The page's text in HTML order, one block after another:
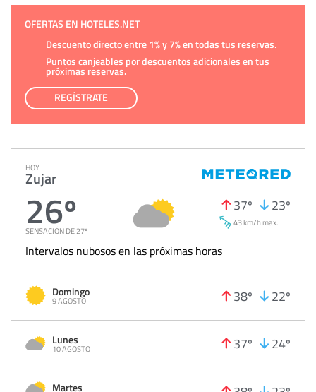
OFERTAS EN HOTELES.NET
Descuento directo entre 1% y 7% en todas tus reservas.
Puntos canjeables por descuentos adicionales en tus
próximas reservas.
REGÍSTRATE
HOY
Zujar
26º
SENSACIÓN DE 27º
37º 23º
43 km/h max.
Intervalos nubosos en las próximas horas
Domingo
9 AGOSTO 38º 22º
Lunes
10 AGOSTO 37º 24º
Martes